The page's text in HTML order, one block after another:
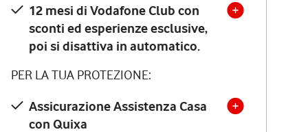
12 mesi di Vodafone Club con
sconti ed esperienze esclusive,
poi si disattiva in automatico.
PER LA TUA PROTEZIONE:
Assicurazione Assistenza Casa
con Quixa